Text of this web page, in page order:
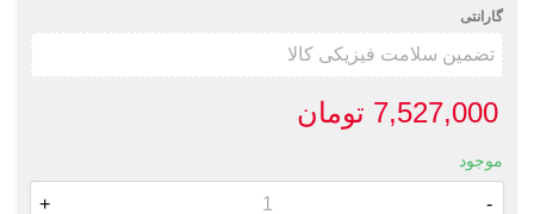
گارانتی
7,527,000 تومان
موجود
-
+